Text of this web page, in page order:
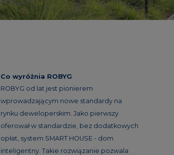
Co wyróżnia ROBYG
ROBYG od lat jest pionierem
wprowadzającym nowe standardy na
rynku deweloperskim. Jako pierwszy
oferował w standardzie, bez dodatkowych
opłat, system SMART HOUSE - dom
inteligentny. Takie rozwiązanie pozwala